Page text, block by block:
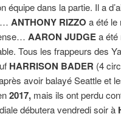
équipe dans la partie. Il a
ANTHONY RIZZO a été le
AARON JUDGEa été
Tous les frappeurs des
HARRISON BADER (4
avoir balayé Seattle et
2017,mais ils ont perdu
débutera vendredi soir à